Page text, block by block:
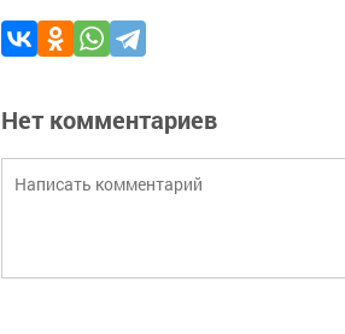
Нет комментариев